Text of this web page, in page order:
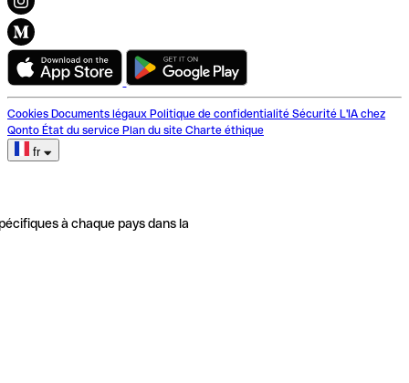
Cookies Documents légaux Politique de confidentialité Sécurité L'IA chez
Qonto État du service Plan du site Charte éthique
fr
à chaque pays dans la